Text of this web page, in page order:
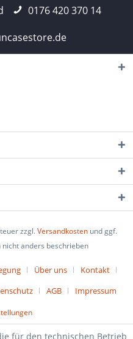
0176 420 370 14
zzgl.Versandkosten und ggf.
anders beschrieben
Über uns
Kontakt
AGB Impressum
für den technischen Betrieb